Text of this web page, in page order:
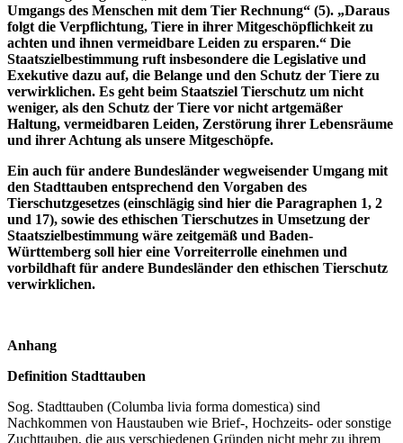
Umgangs des Menschen mit dem Tier Rechnung“ (5). „Daraus
folgt die Verpflichtung, Tiere in ihrer Mitgeschöpflichkeit zu
achten und ihnen vermeidbare Leiden zu ersparen.“ Die
Staatszielbestimmung ruft insbesondere die Legislative und
Exekutive dazu auf, die Belange und den Schutz der Tiere zu
verwirklichen. Es geht beim Staatsziel Tierschutz um nicht
weniger, als den Schutz der Tiere vor nicht artgemäßer
Haltung, vermeidbaren Leiden, Zerstörung ihrer Lebensräume
und ihrer Achtung als unsere Mitgeschöpfe.
Ein auch für andere Bundesländer wegweisender Umgang mit
den Stadttauben entsprechend den Vorgaben des
Tierschutzgesetzes (einschlägig sind hier die Paragraphen 1, 2
und 17), sowie des ethischen Tierschutzes in Umsetzung der
Staatszielbestimmung wäre zeitgemäß und Baden-
Württemberg soll hier eine Vorreiterrolle einehmen und
vorbildhaft für andere Bundesländer den ethischen Tierschutz
verwirklichen.
Anhang
Definition Stadttauben
Sog. Stadttauben (Columba livia forma domestica) sind
Nachkommen von Haustauben wie Brief-, Hochzeits- oder sonstige
Zuchttauben, die aus verschiedenen Gründen nicht mehr zu ihrem